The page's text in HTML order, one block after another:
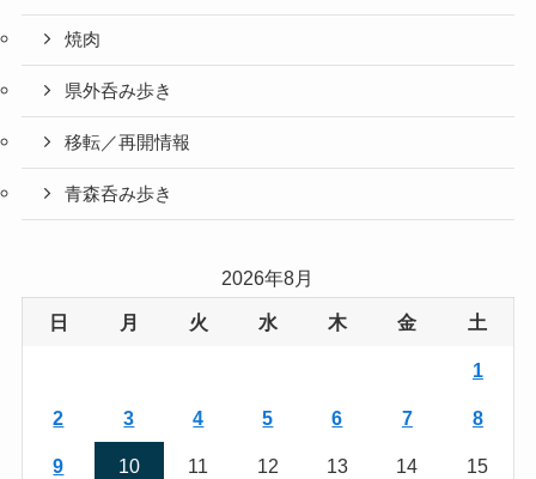
焼肉
県外呑み歩き
移転／再開情報
青森呑み歩き
2026年8月
日 月 火 水 木 金 土
1
2 3 4 5 6 7 8
9 10 11 12 13 14 15